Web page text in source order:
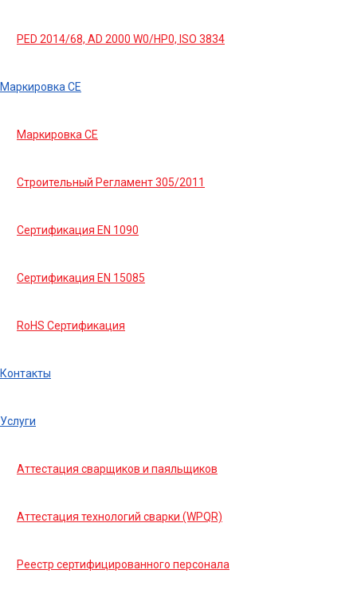
PED 2014/68, AD 2000 W0/HP0, ISO 3834
Маркировка СЕ
Маркировка СЕ
Строительный Регламент 305/2011
Сертификация EN 1090
Сертификация EN 15085
RoHS Сертификация
Контакты
Услуги
Аттестация сварщиков и паяльщиков
Аттестация технологий сварки (WPQR)
Реестр сертифицированного персонала